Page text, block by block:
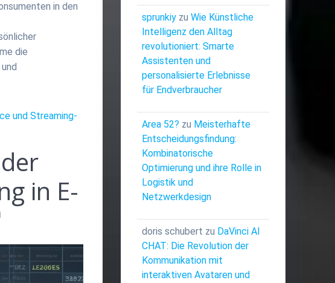
in den
die
und Streaming-
in E-
sprunkiyzu Wie Künstliche
Intelligenz den Alltag
revolutioniert: Smarte
Assistenten und
personalisierte Erlebnisse
für Endverbraucher
Area 52? zu Meisterhafte
Entscheidungsfindung:
Kombinatorische
Optimierung und ihre Rolle in
Logistik und
Netzwerkdesign
doris schubert zu DaVinci AI
CHAT: Die Revolution der
Kommunikation mit
interaktiven Avataren und